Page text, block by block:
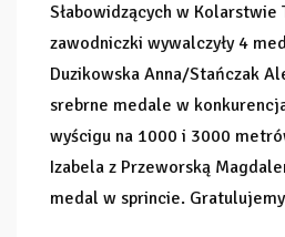
Słabowidzących w Kolarstwie
zawodniczki wywalczyły 4
Duzikowska Anna/Stańczak
srebrne medale w
wyścigu na 1000 i 3000
Izabela z Przeworską
medal w sprincie.